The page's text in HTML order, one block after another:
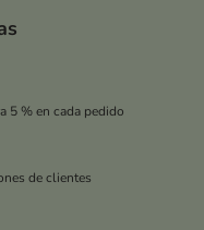
5 % en cada pedido
de clientes